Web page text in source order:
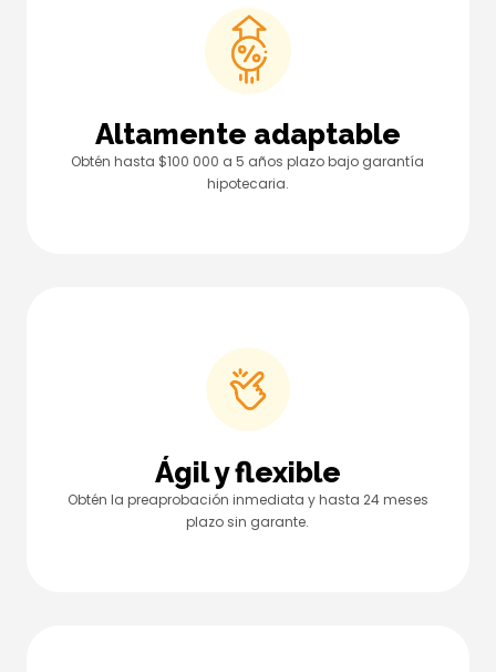
Altamente adaptable
Obtén hasta $100 000 a 5 años plazo bajo garantía
hipotecaria.
Ágil y flexible
Obtén la preaprobación inmediata y hasta 24 meses
plazo sin garante.